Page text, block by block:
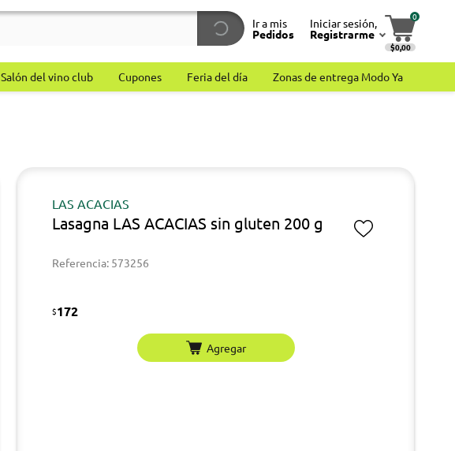
Ir a mis
Pedidos
Iniciar sesión,
Registrarme
0
$0,00
Salón del vino club Cupones Feria del día Zonas de entrega Modo Ya
LAS ACACIAS
Lasagna LAS ACACIAS sin gluten 200 g
Referencia: 573256
$172
Agregar